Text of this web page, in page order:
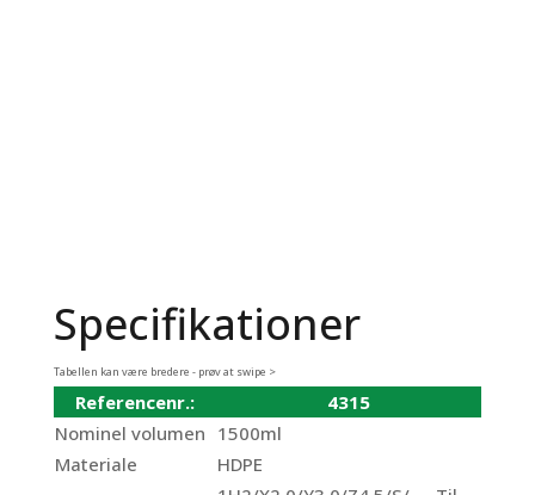
Specifikationer
Tabellen kan være bredere - prøv at swipe >
Referencenr.:
4315
Nominel volumen 1500ml
Materiale
HDPE